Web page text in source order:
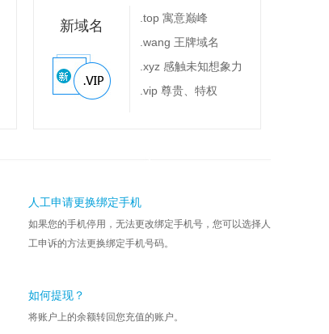
新域名
.top 寓意巅峰
.wang 王牌域名
.xyz 感触未知想象力
.vip 尊贵、特权
人工申请更换绑定手机
如果您的手机停用，无法更改绑定手机号，您可以选择人
工申诉的方法更换绑定手机号码。
如何提现？
将账户上的余额转回您充值的账户。